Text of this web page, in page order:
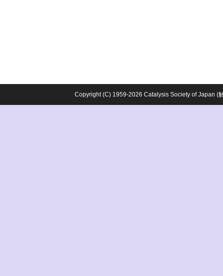
Copyright (C) 1959-2026 Catalysis Society of Japan (